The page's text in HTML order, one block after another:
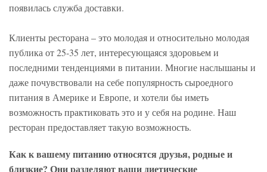
появилась служба доставки.
Клиенты ресторана – это молодая и относительно молодая
публика от 25-35 лет, интересующаяся здоровьем и
последними тенденциями в питании. Многие наслышаны и
даже почувствовали на себе популярность сыроедного
питания в Америке и Европе, и хотели бы иметь
возможность практиковать это и у себя на родине. Наш
ресторан предоставляет такую возможность.
Как к вашему питанию относятся друзья, родные и
близкие? Они разделяют ваши диетические